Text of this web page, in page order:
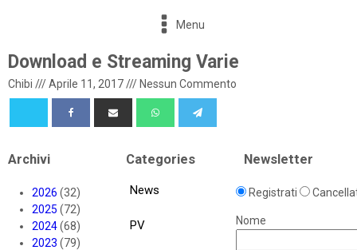
Menu
Download e Streaming Varie
Chibi ///Aprile 11, 2017/// Nessun Commento
Archivi
2026 (32)
2025 (72)
2024(68)
2023 (79)
Categories
News
PV
Newsletter
Registrati
Nome